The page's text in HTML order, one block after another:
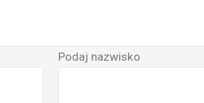
Podaj nazwisko